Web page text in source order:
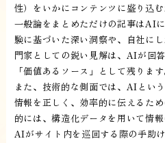
性）をいかにコンテンツに盛り込
一般論をまとめただけの記事はAI
験に基づいた深い洞察や、自社に
門家としての鋭い見解は、AIが回
「価値あるソース」として残ります
また、技術的な側面では、AIとい
情報を正しく、効率的に伝えるた
的には、構造化データを用いて情
AIがサイト内を巡回する際の手助